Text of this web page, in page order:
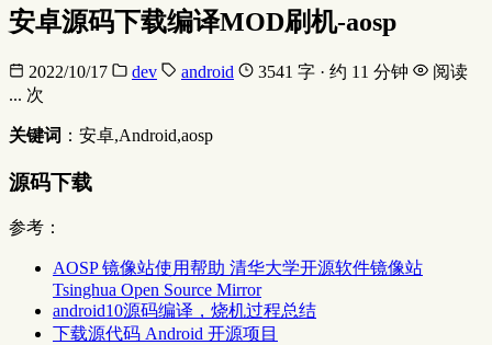
安卓源码下载编译MOD刷机-aosp
2022/10/17 dev android 3541 字 · 约 11 分钟
阅读
... 次
关键词 ：安卓,Android,aosp
源码下载
参考：
AOSP 镜像站使用帮助 清华大学开源软件镜像站
Tsinghua Open Source Mirror
android10源码编译，烧机过程总结
下载源代码 Android 开源项目